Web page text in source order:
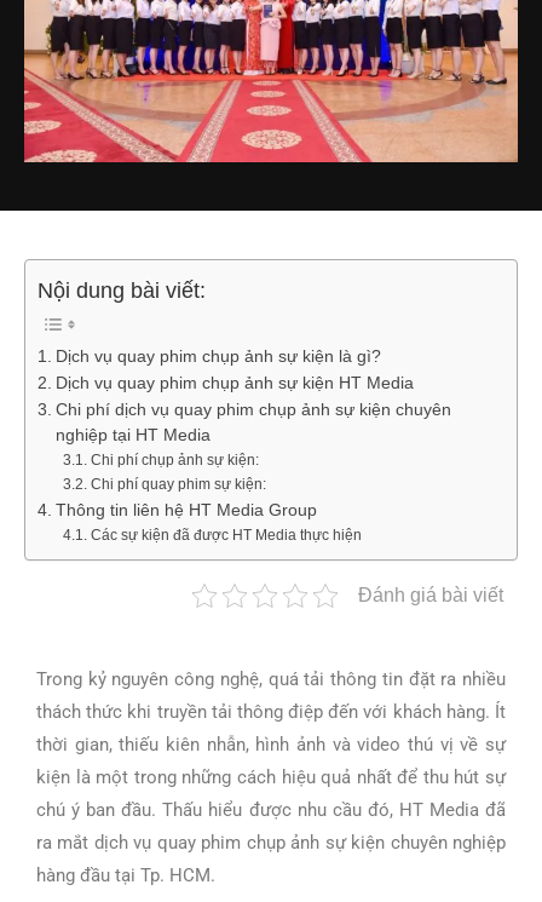
Nội dung bài viết:
Dịch vụ quay phim chụp ảnh sự kiện là gì?
Dịch vụ quay phim chụp ảnh sự kiện HT Media
Chi phí dịch vụ quay phim chụp ảnh sự kiện chuyên
nghiệp tại HT Media
Chi phí chụp ảnh sự kiện:
Chi phí quay phim sự kiện:
Thông tin liên hệ HT Media Group
Các sự kiện đã được HT Media thực hiện
Đánh giá bài viết
Trong kỷ nguyên công nghệ, quá tải thông tin đặt ra nhiều
thách thức khi truyền tải thông điệp đến với khách hàng. Ít
thời gian, thiếu kiên nhẫn, hình ảnh và video thú vị về sự
kiện là một trong những cách hiệu quả nhất để thu hút sự
chú ý ban đầu. Thấu hiểu được nhu cầu đó, HT Media đã
ra mắt dịch vụ quay phim chụp ảnh sự kiện chuyên nghiệp
hàng đầu tại Tp. HCM.